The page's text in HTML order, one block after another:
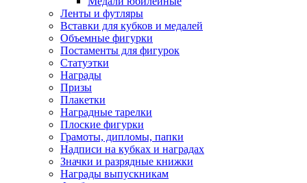
Ленты и футляры
Вставки для кубков и медалей
Объемные фигурки
Постаменты для фигурок
Статуэтки
Награды
Призы
Плакетки
Наградные тарелки
Плоские фигурки
Грамоты, дипломы, папки
Надписи на кубках и наградах
Значки и разрядные книжки
Награды выпускникам